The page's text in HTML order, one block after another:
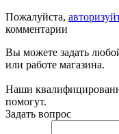
Пожалуйста,
комментарии
Вы можете задать
или работе магазина.
Наши
помогут.
Задать вопрос